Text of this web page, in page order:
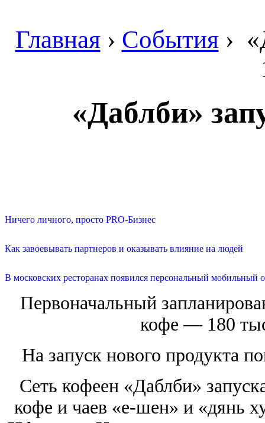
Главная › События ›
«Даблби»
Ничего личного, просто PRO-Бизнес
Как завоевывать партнеров и оказывать влияние на людей
В московских ресторанах появился персональный мобильный
Первоначальный
кофе — 180
На запуск нового продукта
Сеть кофеен «Даблби»
кофе и чаев «е-шен» и «дянь